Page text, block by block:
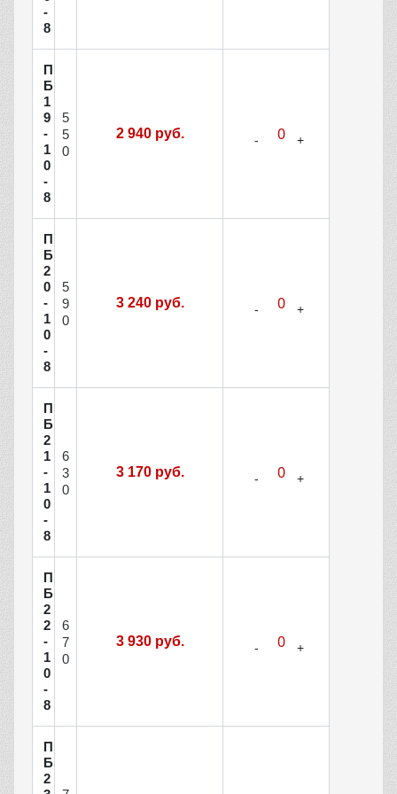
-
8
П
Б
1
9
-
1
0
-
8
5
5
0
2 940 руб.
П
Б
2
0
-
1
0
-
8
5
9
0
3 240 руб.
П
Б
2
1
-
1
0
-
8
6
3
0
3 170 руб.
П
Б
2
2
-
1
0
-
8
6
7
0
3 930 руб.
П
Б
2